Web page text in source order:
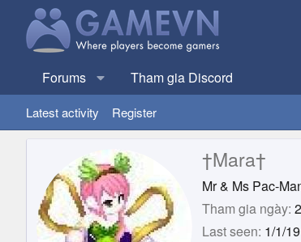
Forums Tham gia Discord
Latest activity Register
†Mara†
Mr & Ms Pac-
Tham gia ngày
Last seen 1/1/19